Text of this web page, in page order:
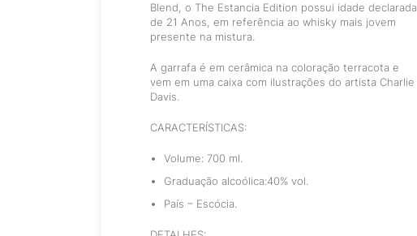
Blend, o The Estancia Edition possui idade declarada
de 21 Anos, em referência ao whisky mais jovem
presente na mistura.
A garrafa é em cerâmica na coloração terracota e
vem em uma caixa com ilustrações do artista Charlie
Davis.
CARACTERÍSTICAS:
Volume: 700 ml.
Graduação alcoólica:40% vol.
País – Escócia.